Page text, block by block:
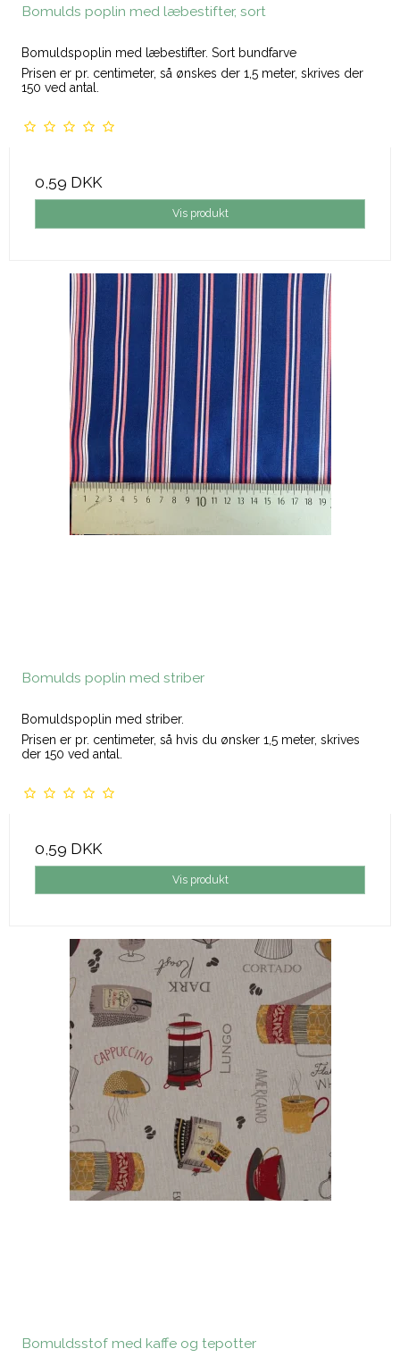
Bomulds poplin med læbestifter, sort
Bomuldspoplin med læbestifter. Sort bundfarve
Prisen er pr. centimeter, så ønskes der 1,5 meter, skrives der
150 ved antal.
0,59 DKK
Vis produkt
Bomulds poplin med striber
Bomuldspoplin med striber.
Prisen er pr. centimeter, så hvis du ønsker 1,5 meter, skrives
der 150 ved antal.
0,59 DKK
Vis produkt
Bomuldsstof med kaffe og tepotter